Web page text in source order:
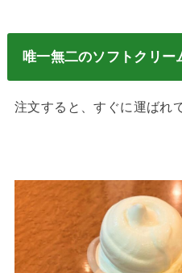
唯一無二のソフトクリー
注文すると、すぐに運ばれ